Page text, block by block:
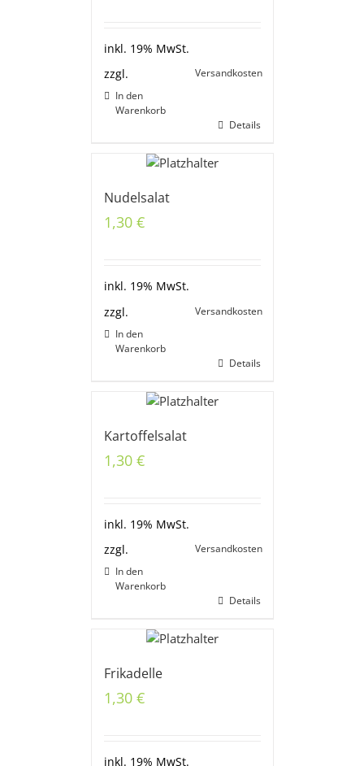
inkl. 19% MwSt.
zzgl.
Versandkosten
In den
Warenkorb
Details
Nudelsalat
1,30 €
inkl. 19% MwSt.
zzgl.
Versandkosten
In den
Warenkorb
Details
Kartoffelsalat
1,30 €
inkl. 19% MwSt.
zzgl.
Versandkosten
In den
Warenkorb
Details
Frikadelle
1,30 €
inkl. 19% MwSt.